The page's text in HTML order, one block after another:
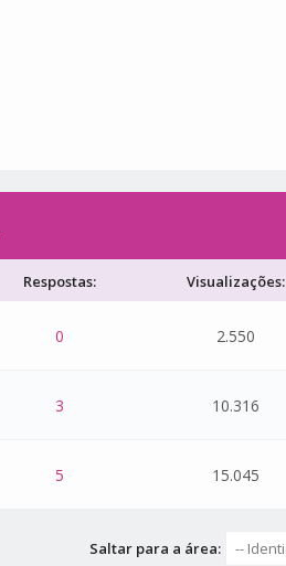
Respostas: Visualizações:
0 2.550
3 10.316
5 15.045
Saltar para a área: